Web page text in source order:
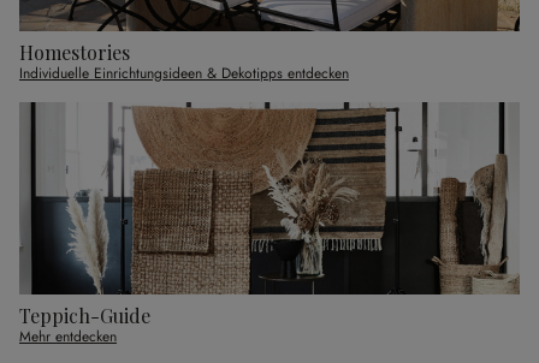
Homestories
Individuelle Einrichtungsideen & Dekotipps entdecken
Teppich-Guide
Mehr entdecken